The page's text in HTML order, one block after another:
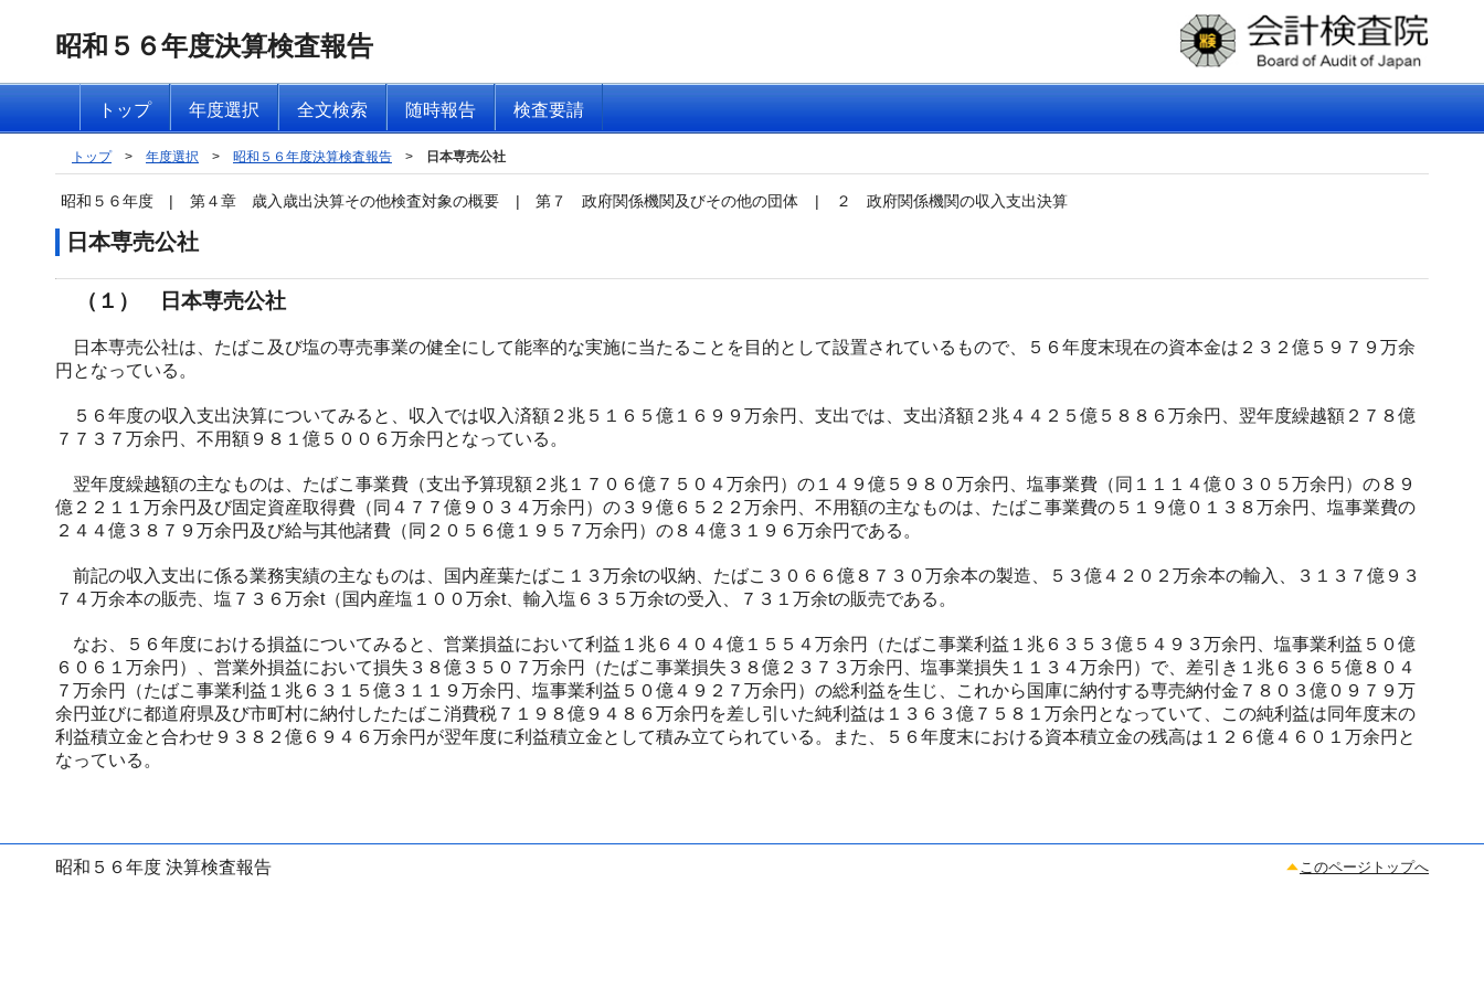
昭和５６年度決算検査報告
トップ 年度選択 全文検索 随時報告 検査要請
トップ > 年度選択 > 昭和５６年度決算検査報告 > 日本専売公社
昭和５６年度 | 第４章 歳入歳出決算その他検査対象の概要 | 第７ 政府関係機関及びその他の団体 | ２ 政府関係機関の収入支出決算
日本専売公社
（１） 日本専売公社
日本専売公社は、たばこ及び塩の専売事業の健全にして能率的な実施に当たることを目的として設置されているもので、５６年度末現在の資本金は２３２億５９７９万余
円となっている。
５６年度の収入支出決算についてみると、収入では収入済額２兆５１６５億１６９９万余円、支出では、支出済額２兆４４２５億５８８６万余円、翌年度繰越額２７８億
７７３７万余円、不用額９８１億５００６万余円となっている。
翌年度繰越額の主なものは、たばこ事業費（支出予算現額２兆１７０６億７５０４万余円）の１４９億５９８０万余円、塩事業費（同１１１４億０３０５万余円）の８９
億２２１１万余円及び固定資産取得費（同４７７億９０３４万余円）の３９億６５２２万余円、不用額の主なものは、たばこ事業費の５１９億０１３８万余円、塩事業費の
２４４億３８７９万余円及び給与其他諸費（同２０５６億１９５７万余円）の８４億３１９６万余円である。
前記の収入支出に係る業務実績の主なものは、国内産葉たばこ１３万余tの収納、たばこ３０６６億８７３０万余本の製造、５３億４２０２万余本の輸入、３１３７億９３
７４万余本の販売、塩７３６万余t（国内産塩１００万余t、輸入塩６３５万余tの受入、７３１万余tの販売である。
なお、５６年度における損益についてみると、営業損益において利益１兆６４０４億１５５４万余円（たばこ事業利益１兆６３５３億５４９３万余円、塩事業利益５０億
６０６１万余円）、営業外損益において損失３８億３５０７万余円（たばこ事業損失３８億２３７３万余円、塩事業損失１１３４万余円）で、差引き１兆６３６５億８０４
７万余円（たばこ事業利益１兆６３１５億３１１９万余円、塩事業利益５０億４９２７万余円）の総利益を生じ、これから国庫に納付する専売納付金７８０３億０９７９万
余円並びに都道府県及び市町村に納付したたばこ消費税７１９８億９４８６万余円を差し引いた純利益は１３６３億７５８１万余円となっていて、この純利益は同年度末の
利益積立金と合わせ９３８２億６９４６万余円が翌年度に利益積立金として積み立てられている。また、５６年度末における資本積立金の残高は１２６億４６０１万余円と
なっている。
昭和５６年度 決算検査報告 このページトップへ